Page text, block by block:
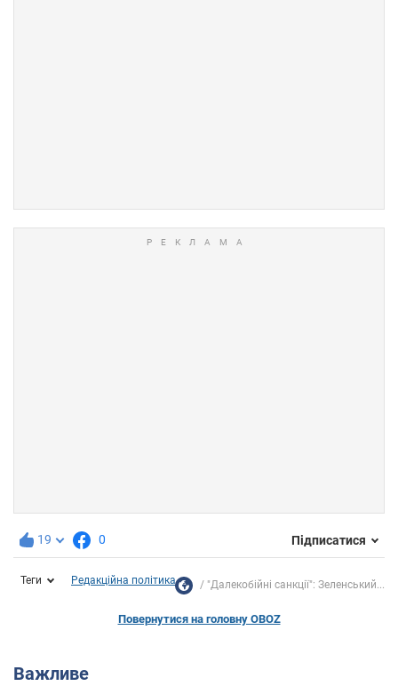
19 0 Підписатися
Теги Редакційна політика "Далекобійні санкції": Зеленський...
Повернутися на головну OBOZ
Важливе